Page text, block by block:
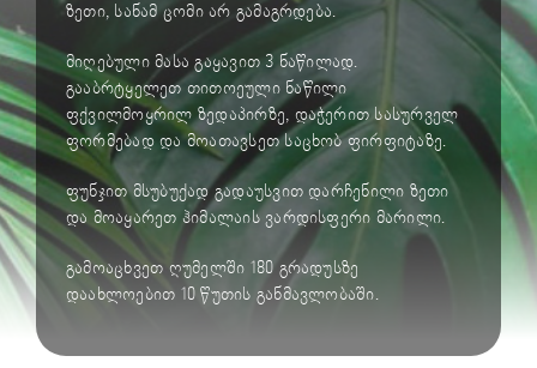
ზეთი, სანამ ცომი არ გამაგრდება.
მიღებული მასა გაყავით 3 ნაწილად.
გააბრტყელეთ თითოეული ნაწილი
ფქვილმოყრილ ზედაპირზე, დაჭერით სასურველ
ფორმებად და მოათავსეთ საცხობ ფირფიტაზე.
ფუნჯით მსუბუქად გადაუსვით დარჩენილი ზეთი
და მოაყარეთ ჰიმალაის ვარდისფერი მარილი.
გამოაცხვეთ ღუმელში 180 გრადუსზე
დაახლოებით 10 წუთის განმავლობაში.